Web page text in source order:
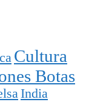
Cultura
Botas
India